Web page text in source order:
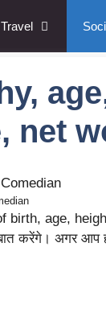
Travel
net
birth, age,
करेंगे। अगर आप